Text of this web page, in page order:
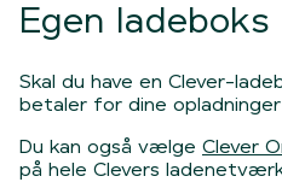
Egen
Skal du have en Clever-
betaler for dine
Du kan også vælge Clever
på hele Clevers